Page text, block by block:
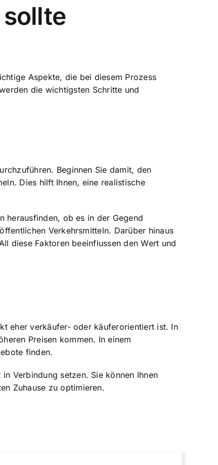
Aspekte, die bei diesem Prozess
die wichtigsten Schritte und
Beginnen Sie damit, den
Dies hilft Ihnen, eine realistische
herausfinden, ob es in der Gegend
Verkehrsmitteln. Darüber hinaus
diese Faktoren beeinflussen den Wert und
eher verkäufer- oder käuferorientiert ist. In
Preisen kommen. In einem
finden.
Verbindung setzen. Sie können Ihnen
Zuhause zu optimieren.